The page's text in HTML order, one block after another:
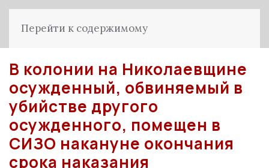
Перейти к содержимому
В колонии на Николаевщине
осужденный, обвиняемый в
убийстве другого
осужденного, помещен в
СИЗО накануне окончания
срока наказания